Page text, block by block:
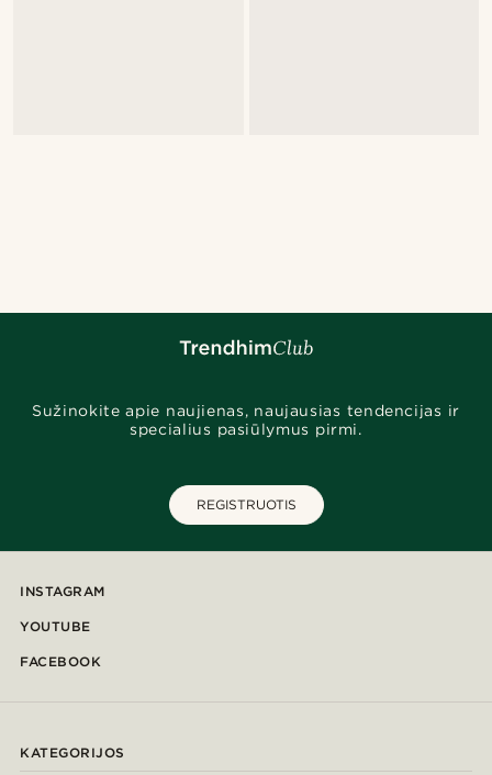
Sužinokite apie naujienas, naujausias tendencijas ir
specialius pasiūlymus pirmi.
REGISTRUOTIS
INSTAGRAM
YOUTUBE
FACEBOOK
KATEGORIJOS